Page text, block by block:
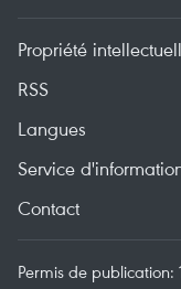
Propriété
RSS
Langues
Service
Contact
Permis de publication: